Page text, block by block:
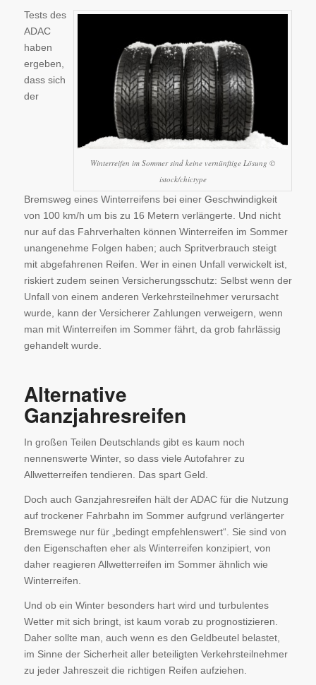
Winterreifen im Sommer sind keine vernünftige Lösung ©
istock/chictype
Tests des
ADAC
haben
ergeben,
dass sich
der
Bremsweg eines Winterreifens bei einer Geschwindigkeit
von 100 km/h um bis zu 16 Metern verlängerte. Und nicht
nur auf das Fahrverhalten können Winterreifen im Sommer
unangenehme Folgen haben; auch Spritverbrauch steigt
mit abgefahrenen Reifen. Wer in einen Unfall verwickelt ist,
riskiert zudem seinen Versicherungsschutz: Selbst wenn der
Unfall von einem anderen Verkehrsteilnehmer verursacht
wurde, kann der Versicherer Zahlungen verweigern, wenn
man mit Winterreifen im Sommer fährt, da grob fahrlässig
gehandelt wurde.
Alternative
Ganzjahresreifen
In großen Teilen Deutschlands gibt es kaum noch
nennenswerte Winter, so dass viele Autofahrer zu
Allwetterreifen tendieren. Das spart Geld.
Doch auch Ganzjahresreifen hält der ADAC für die Nutzung
auf trockener Fahrbahn im Sommer aufgrund verlängerter
Bremswege nur für „bedingt empfehlenswert“. Sie sind von
den Eigenschaften eher als Winterreifen konzipiert, von
daher reagieren Allwetterreifen im Sommer ähnlich wie
Winterreifen.
Und ob ein Winter besonders hart wird und turbulentes
Wetter mit sich bringt, ist kaum vorab zu prognostizieren.
Daher sollte man, auch wenn es den Geldbeutel belastet,
im Sinne der Sicherheit aller beteiligten Verkehrsteilnehmer
zu jeder Jahreszeit die richtigen Reifen aufziehen.